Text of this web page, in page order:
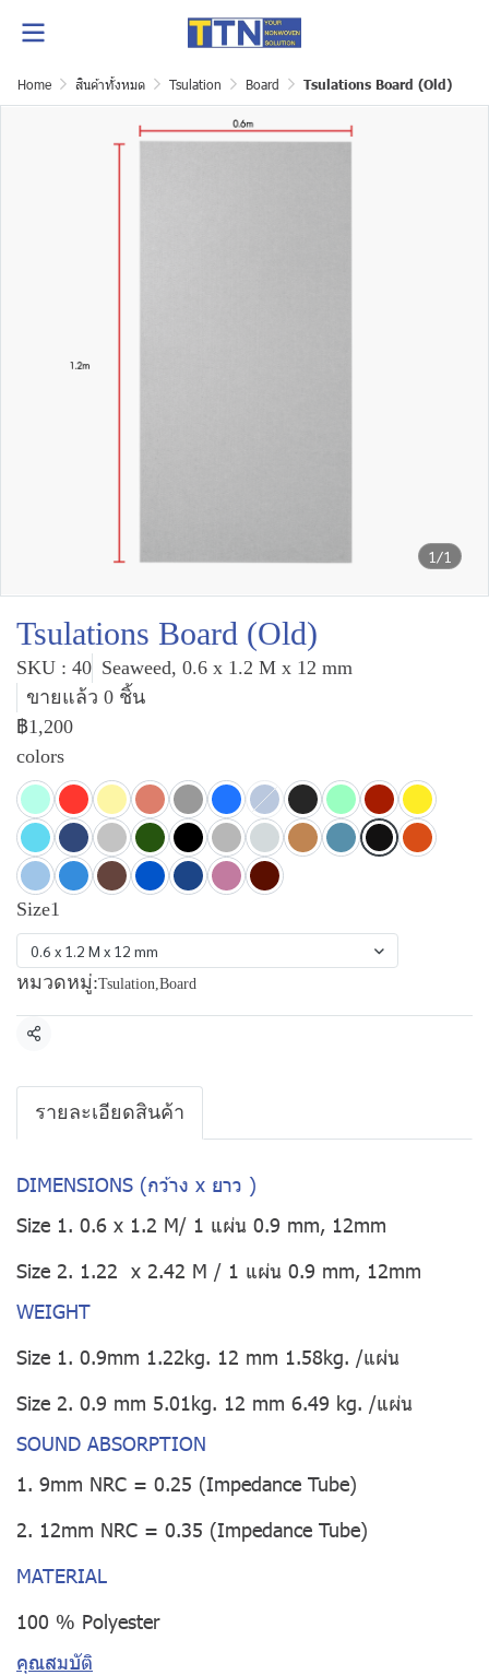
Home สินค้าทั้งหมด Tsulation Board Tsulations Board (Old)
1/1
Tsulations Board (Old)
SKU : 40 Seaweed, 0.6 x 1.2 M x 12 mm
ขายแล้ว 0 ชิ้น
฿1,200
colors
Size1
0.6 x 1.2 M x 12 mm
หมวดหมู่:Tsulation,Board
แชร์
รายละเอียดสินค้า
DIMENSIONS (กว้าง x ยาว )
Size 1. 0.6 x 1.2 M/ 1 แผ่น 0.9 mm, 12mm
Size 2. 1.22 x 2.42 M / 1 แผ่น 0.9 mm, 12mm
WEIGHT
Size 1. 0.9mm 1.22kg. 12 mm 1.58kg. /แผ่น
Size 2. 0.9 mm 5.01kg. 12 mm 6.49 kg. /แผ่น
SOUND ABSORPTION
1. 9mm NRC = 0.25 (Impedance Tube)
2. 12mm NRC = 0.35 (Impedance Tube)
MATERIAL
100 % Polyester
คุณสมบัติ